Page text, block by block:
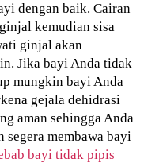
dengan baik. Cairan
kemudian sisa
ginjal akan
Jika bayi Anda tidak
mungkin bayi Anda
gejala dehidrasi
aman sehingga Anda
segera membawa bayi
bayi tidak pipis